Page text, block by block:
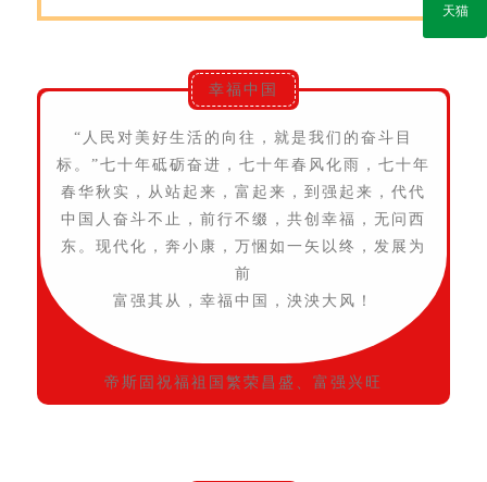
幸福中国
“人民对美好生活的向往，就是我们的奋斗目
标。”七十年砥砺奋进，七十年春风化雨，七十年
春华秋实，从站起来，富起来，到强起来，代代
中国人奋斗不止，前行不缀，共创幸福，无问西
东。现代化，奔小康，万悃如一矢以终，发展为
前
富强其从，幸福中国，泱泱大风！
帝斯固祝福祖国繁荣昌盛、富强兴旺
天猫